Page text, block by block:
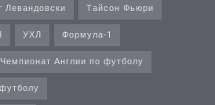
Левандовски
Тайсон Фьюри
УХЛ
Формула-1
Чемпионат Англии по футболу